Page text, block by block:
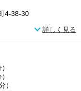
4-38-30
詳しく見る
）